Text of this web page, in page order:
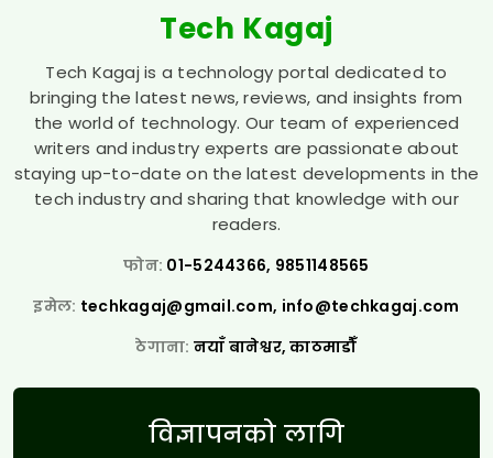
Tech Kagaj
Tech Kagaj is a technology portal dedicated to
bringing the latest news, reviews, and insights from
the world of technology. Our team of experienced
writers and industry experts are passionate about
staying up-to-date on the latest developments in the
tech industry and sharing that knowledge with our
readers.
फोन: 01-5244366, 9851148565
इमेल: techkagaj@gmail.com, info@techkagaj.com
ठेगाना: नयाँ बानेश्वर, काठमाडौँ
विज्ञापनको लागि